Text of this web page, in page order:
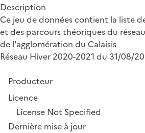
Description
Ce jeu de données contient la liste
et des parcours théoriques du
de l'agglomération du Calaisis
Réseau Hiver 2020-2021 du 31/08/
Producteur
Licence
License Not Specified
Dernière mise à jour